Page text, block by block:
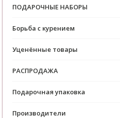
ПОДАРОЧНЫЕ НАБОРЫ
Борьба с курением
Уценённые товары
РАСПРОДАЖА
Подарочная упаковка
Производители